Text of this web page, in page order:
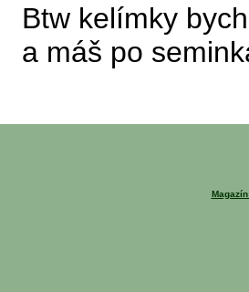
Btw kelímky
a máš po